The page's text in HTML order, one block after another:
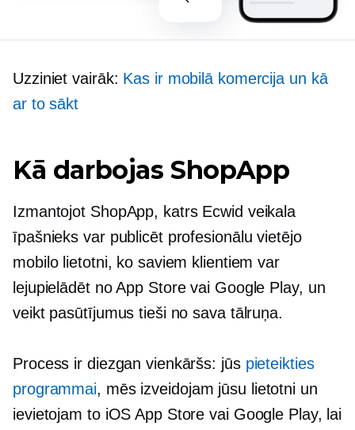
Uzziniet vairāk: Kas ir mobilā komercija un kā
ar to sākt
Kā darbojas ShopApp
Izmantojot ShopApp, katrs Ecwid veikala
īpašnieks var publicēt profesionālu vietējo
mobilo lietotni, ko saviem klientiem var
lejupielādēt no App Store vai Google Play, un
veikt pasūtījumus tieši no sava tālruņa.
Process ir diezgan vienkāršs: jūs pieteikties
programmai, mēs izveidojam jūsu lietotni un
ievietojam to iOS App Store vai Google Play, lai